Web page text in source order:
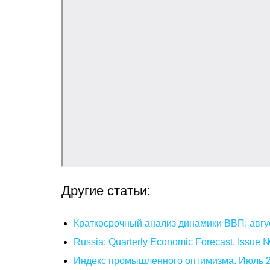
Другие статьи:
Краткосрочный анализ динамики ВВП:
Russia: Quarterly Economic Forecast. Issue
Индекс промышленного оптимизма. Июль